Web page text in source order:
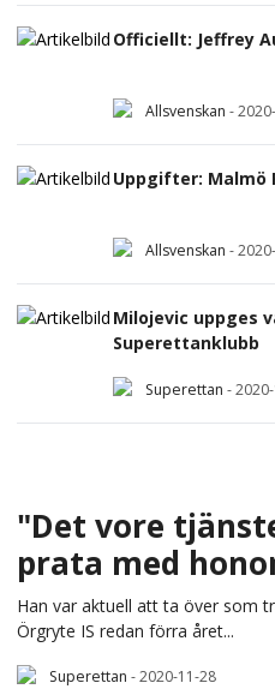
Officiellt: Jeffrey
Allsvenskan -
Uppgifter: Malmö
Allsvenskan -
Milojevic uppges
Superettanklubb
Superettan -
"Det vore
prata med
Han var aktuell att ta över som
Örgryte IS redan förra året...
Superettan -2020-11-28